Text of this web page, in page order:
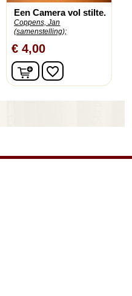
Een Camera vol stilte.
Coppens, Jan
(samenstelling);
€ 4,00
In winkelwagen
favorite_border